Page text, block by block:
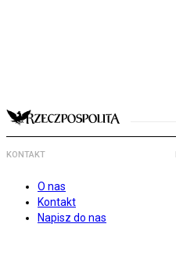
KONTAKT
O nas
Kontakt
Napisz do nas